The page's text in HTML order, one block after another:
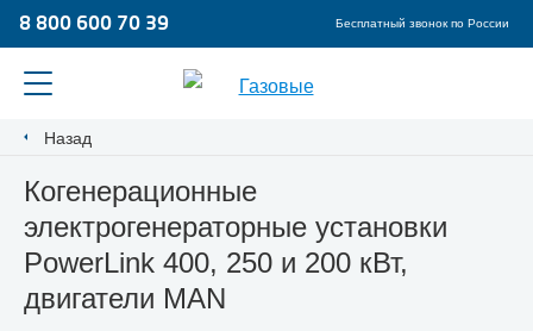
Бесплатный звонок по России
8 800 600 70 39
Назад
Когенерационные
электрогенераторные установки
PowerLink 400, 250 и 200 кВт,
двигатели MAN